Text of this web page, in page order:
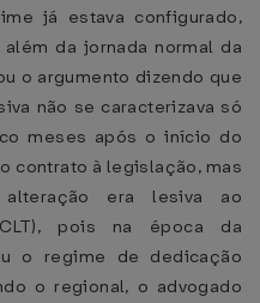
já estava configurado,
da jornada normal da
o argumento dizendo que
não se caracterizava só
meses após o início do
contrato à legislação, mas
era lesiva ao
pois na época da
o regime de dedicação
o regional, o advogado